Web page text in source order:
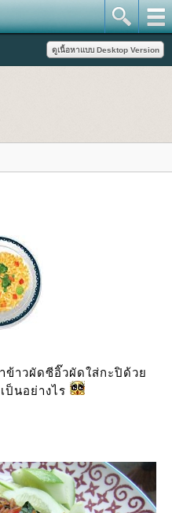
ข้าวผัดซีอิ๊วผัดใส่กะปิด้ว
ป็นอย่างไร